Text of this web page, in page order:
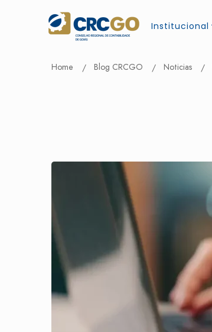
Institucional
Home Blog CRCGO Noticias